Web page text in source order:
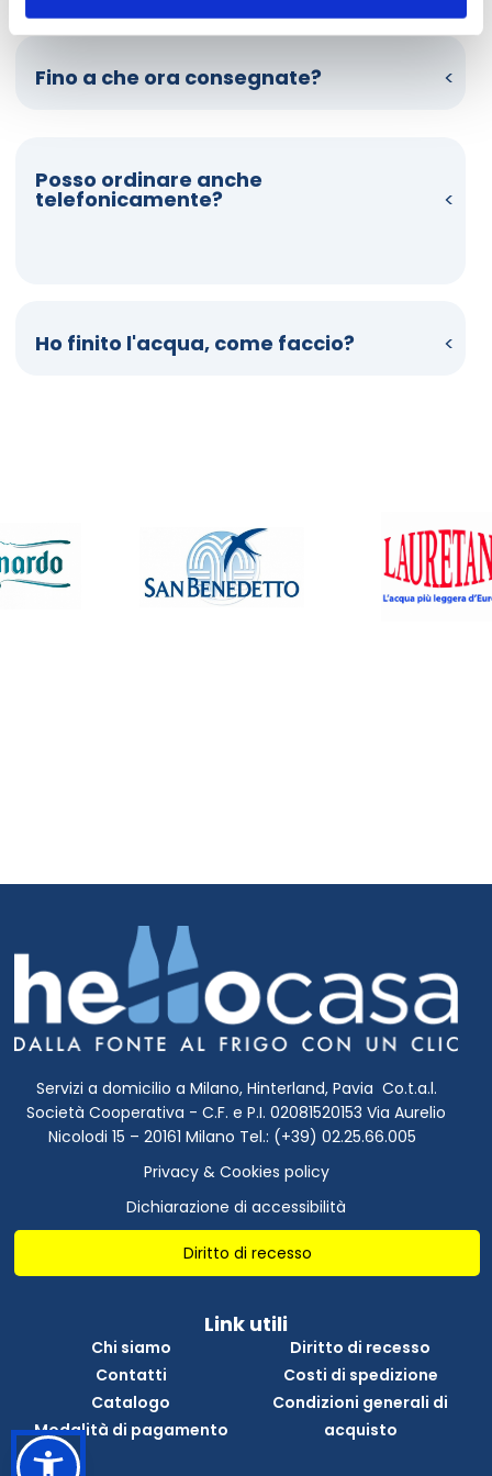
Fino a che ora consegnate?
Posso ordinare anche
telefonicamente?
Ho finito l'acqua, come faccio?
Servizi a domicilio a Milano, Hinterland, Pavia Co.t.a.l.
Società Cooperativa - C.F. e P.I. 02081520153 Via Aurelio
Nicolodi 15 – 20161 Milano Tel.: (+39) 02.25.66.005
Privacy & Cookies policy
Dichiarazione di accessibilità
Diritto di recesso
Link utili
Chi siamo
Contatti
Catalogo
Modalità di pagamento
Diritto di recesso
Costi di spedizione
Condizioni generali di
acquisto